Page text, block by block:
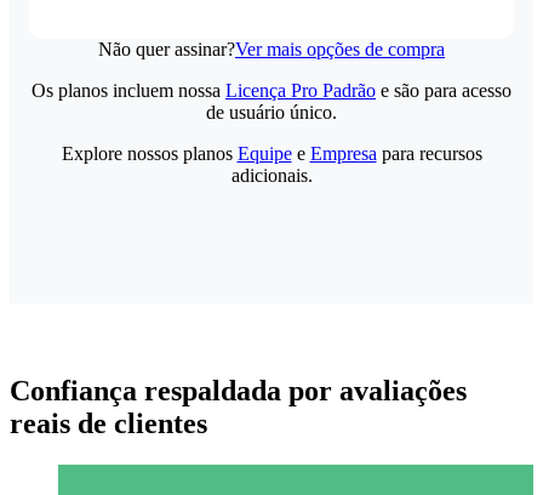
Não quer assinar?Ver mais opções de compra
Os planos incluem nossa Licença Pro Padrão e são para acesso
de usuário único.
Explore nossos planos Equipee Empresa para recursos
adicionais.
Confiança respaldada por avaliações
reais de clientes